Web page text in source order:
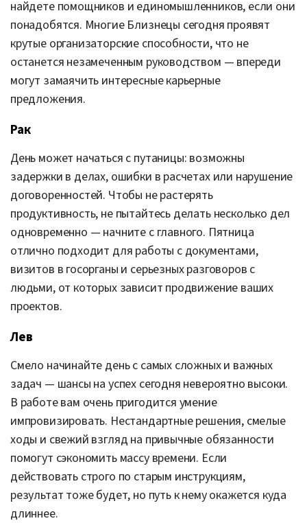
найдете помощников и единомышленников, если они
понадобятся. Многие Близнецы сегодня проявят
крутые организаторские способности, что не
останется незамеченным руководством — впереди
могут замаячить интересные карьерные
предложения.
Рак
День может начаться с путаницы: возможны
задержки в делах, ошибки в расчетах или нарушение
договоренностей. Чтобы не растерять
продуктивность, не пытайтесь делать несколько дел
одновременно — начните с главного. Пятница
отлично подходит для работы с документами,
визитов в госорганы и серьезных разговоров с
людьми, от которых зависит продвижение ваших
проектов.
Лев
Смело начинайте день с самых сложных и важных
задач — шансы на успех сегодня невероятно высоки.
В работе вам очень пригодится умение
импровизировать. Нестандартные решения, смелые
ходы и свежий взгляд на привычные обязанности
помогут сэкономить массу времени. Если
действовать строго по старым инструкциям,
результат тоже будет, но путь к нему окажется куда
длиннее.